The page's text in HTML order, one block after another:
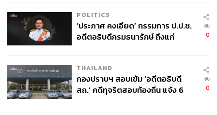
POLITICS
‘ประภาศ คงเอียด’ กรรมการ ป.ป.ช.
อดีตอธิบดีกรมธนารักษ์ ถึงแก่
0
THAILAND
กองปราบฯ สอบเข้ม ‘อดีตอธิบดี
สถ.’ คดีทุจริตสอบท้องถิ่น แจ้ง 6
0